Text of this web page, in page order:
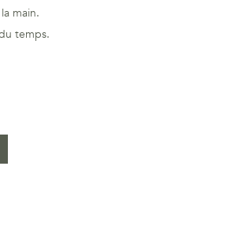
main.
temps.